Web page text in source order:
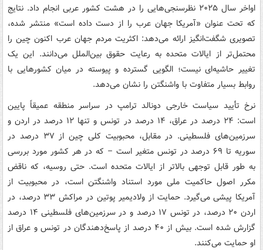
اواخر سال ۲۰۲۵ نظرسنجی‌هایی را در هشت کشور عربی انجام داد. نتایج
که تحت عنوان «آمریکا جهان عرب را از دست داده است» منتشر شده،
تصویری شگفت‌انگیز ارائه می‌دهد: اکثریت مردم جهان عرب اکنون چین را
محتمل‌تر از ایالات متحده به رعایت حقوق بین‌الملل می‌دانند. این یک
تغییر حاشیه‌ای نیست؛ الگویی گسترده و پیوسته در میان کشورهایی با
روابط بسیار متفاوت با واشنگتن را نشان می‌دهد.
نرخ تأیید سیاست خارجی دونالد ترامپ در سراسر منطقه عمیقاً پایین
است: ۲۴ درصد در عراق، ۱۴ درصد در تونس و تنها ۱۲ درصد در اردن و
سرزمین‌های فلسطینی. در مقابل، محبوبیت کلی چین از ۳۷ درصد در
سوریه تا ۶۹ درصد در تونس متغیر است – که در هر کشور مورد بررسی
به طور قابل توجهی بالاتر از ایالات متحده است. حتی روسیه، که ناقض
مکرر اصول حاکمیت ملی مورد استناد واشنگتن است، در محبوبیت از
آمریکا پیشی می‌گیرد. حمایت از ولادیمیر پوتین در مراکش ۳۳ درصد، در
اردن ۲۰ درصد، در تونس ۱۷ درصد و در سرزمین‌های فلسطینی ۱۴ درصد
گزارش شده است. بیش از ۴۰ درصد از پاسخ‌دهندگان در تونس و عراق از
او حمایت می‌کنند.